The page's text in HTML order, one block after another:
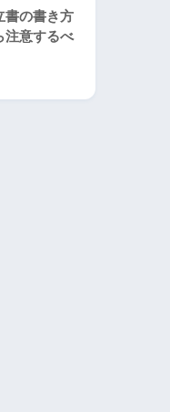
書の書き方
注意するべ